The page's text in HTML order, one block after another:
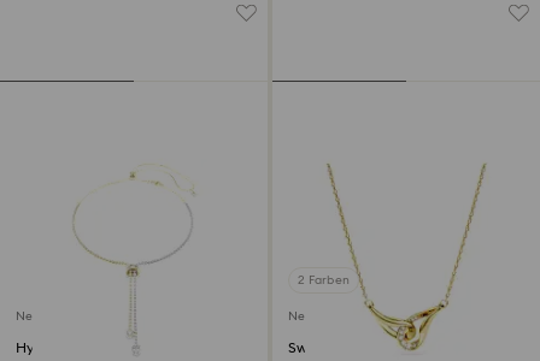
Neu
Hyperbola Y-Halskette
2 Farben
Neu
Swarovski Classica Anhänger